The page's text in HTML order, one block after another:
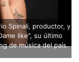
Spinali, productor, y
like", su último
de música del país.